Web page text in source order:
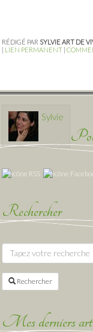
RÉDIGÉ PAR SYLVIE ART DE
| LIEN PERMANENT |
Sylvie
Rechercher
Rechercher
Mes derniers